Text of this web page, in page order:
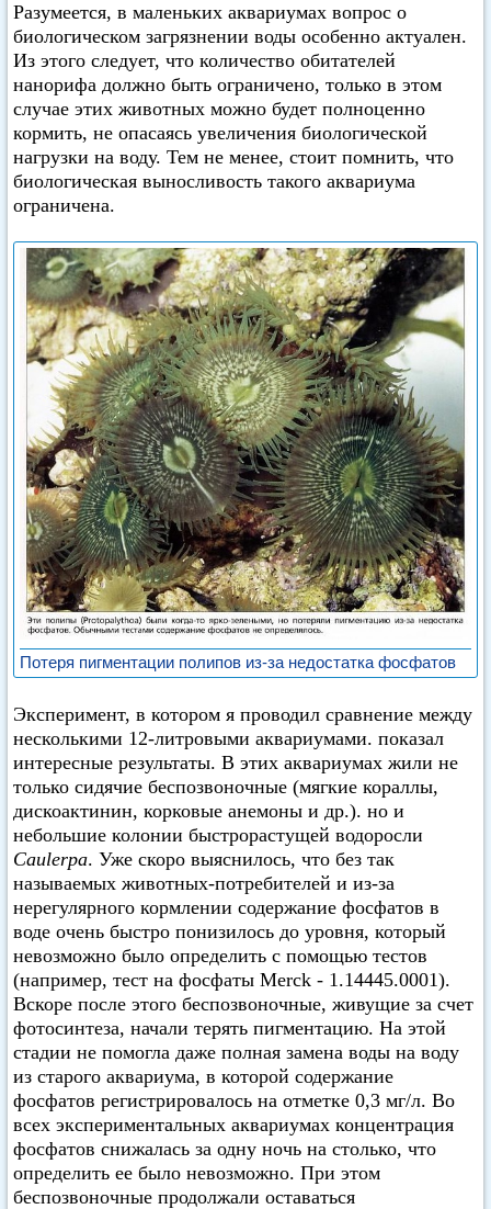
Разумеется, в маленьких аквариумах вопрос о
биологическом загрязнении воды особенно актуален.
Из этого следует, что количество обитателей
нанорифа должно быть ограничено, только в этом
случае этих животных можно будет полноценно
кормить, не опасаясь увеличения биологической
нагрузки на воду. Тем не менее, стоит помнить, что
биологическая выносливость такого аквариума
ограничена.
Потеря пигментации полипов из-за недостатка фосфатов
Эксперимент, в котором я проводил сравнение между
несколькими 12-литровыми аквариумами. показал
интересные результаты. В этих аквариумах жили не
только сидячие беспозвоночные (мягкие кораллы,
дискоактинин, корковые анемоны и др.). но и
небольшие колонии быстрорастущей водоросли
Caulerpa. Уже скоро выяснилось, что без так
называемых животных-потребителей и из-за
нерегулярного кормлении содержание фосфатов в
воде очень быстро понизилось до уровня, который
невозможно было определить с помощью тестов
(например, тест на фосфаты Merck - 1.14445.0001).
Вскоре после этого беспозвоночные, живущие за счет
фотосинтеза, начали терять пигментацию. На этой
стадии не помогла даже полная замена воды на воду
из старого аквариума, в которой содержание
фосфатов регистрировалось на отметке 0,3 мг/л. Во
всех экспериментальных аквариумах концентрация
фосфатов снижалась за одну ночь на столько, что
определить ее было невозможно. При этом
беспозвоночные продолжали оставаться